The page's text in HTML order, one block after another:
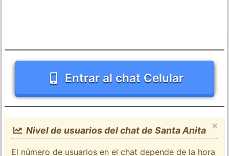
Entrar al chat Celular
×
Nivel de usuarios del chat de Santa Anita
El número de usuarios en el chat depende de la hora